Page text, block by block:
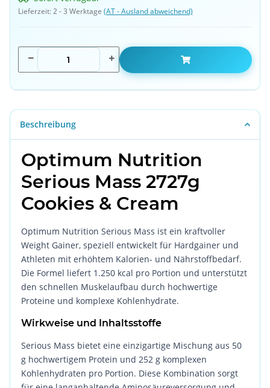
Lieferzeit:2 - 3 Werktage (AT - Ausland abweichend)
Beschreibung
Optimum Nutrition
Serious Mass 2727g
Cookies & Cream
Optimum Nutrition Serious Mass ist ein kraftvoller
Weight Gainer, speziell entwickelt für Hardgainer und
Athleten mit erhöhtem Kalorien- und Nährstoffbedarf.
Die Formel liefert 1.250 kcal pro Portion und unterstützt
den schnellen Muskelaufbau durch hochwertige
Proteine und komplexe Kohlenhydrate.
Wirkweise und Inhaltsstoffe
Serious Mass bietet eine einzigartige Mischung aus 50
g hochwertigem Protein und 252 g komplexen
Kohlenhydraten pro Portion. Diese Kombination sorgt